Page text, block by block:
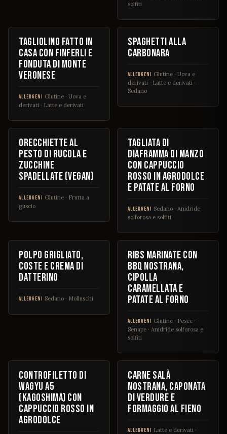
solfiti
€ 15
Tagliolino fatto in
casa con finferli e
fonduta di Monte
Veronese
ALLERGENI Glutine · Uova e
derivati · Latte e derivati
Spaghetti alla
carbonara
ALLERGENI Glutine · Uova e
derivati · Latte e derivati ·
Sedano
Orecchiette al
pesto di rucola e
zucchine
spadellate (vegan)
ALLERGENI Glutine · Frutta a
guscio
Tagliata di
diaframma di manzo
con cappuccio
rosso in agrodolce
e patate al forno
ALLERGENI Sedano · Anidride
solforosa e solfiti
Polpo grigliato,
coste e crema di
datterino
ALLERGENI Sedano · Molluschi
Ribs marinate con
BBQ nostrana,
cipolla
caramellata e
patate al forno
ALLERGENI Glutine · Pesce ·
Senape · Anidride solforosa e
solfiti
Controfiletto di
Wagyu A5
(Kagoshima) con
cappuccio rosso in
agrodolce
Carne salà
nostrana, caponata
di verdure e
formaggio al fieno
ALLERGENI Latte e derivati ·